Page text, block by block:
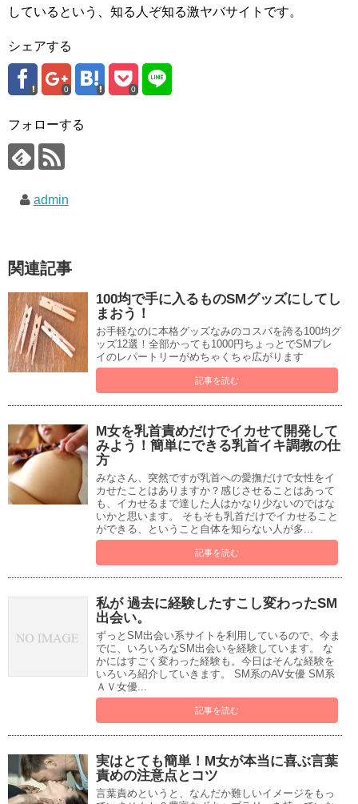
しているという、知る人ぞ知る激ヤバサイトです。
シェアする
0 0
フォローする
admin
関連記事
100均で手に入るものSMグッズにしてし
まおう！
お手軽なのに本格グッズなみのコスパを誇る100均グ
ッズ12選！全部かっても1000円ちょっとでSMプレ
イのレパートリーがめちゃくちゃ広がります
記事を読む
M女を乳首責めだけでイカせて開発して
みよう！簡単にできる乳首イキ調教の仕
方
みなさん、突然ですが乳首への愛撫だけで女性をイ
カせたことはありますか？感じさせることはあって
も、イカせるまで達した人はかなり少ないのではな
いかと思います。 そもそも乳首だけでイカせること
ができる、ということ自体を知らない人が多...
記事を読む
私が 過去に経験したすこし変わったSM
出会い。
ずっとSM出会い系サイトを利用しているので、今ま
でに、いろいろなSM出会いを経験しています。 な
かにはすごく変わった経験も。今日はそんな経験を
いろいろ紹介していきます。 SM系のAV女優 SM系
ＡＶ女優...
記事を読む
実はとても簡単！M女が本当に喜ぶ言葉
責めの注意点とコツ
言葉責めというと、なんだか難しいイメージをもっ